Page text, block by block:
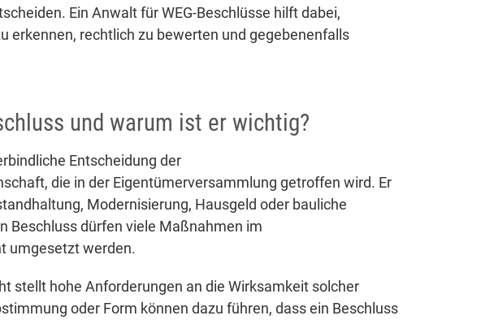
Ein Anwalt für WEG-Beschlüsse hilft dabei,
erkennen, rechtlich zu bewerten und gegebenenfalls
und warum ist er wichtig?
Entscheidung der
die in der Eigentümerversammlung getroffen wird. Er
Modernisierung, Hausgeld oder bauliche
Beschluss dürfen viele Maßnahmen im
umgesetzt werden.
stellt hohe Anforderungen an die Wirksamkeit solcher
oder Form können dazu führen, dass ein Beschluss